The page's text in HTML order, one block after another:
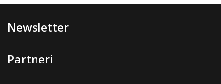
Newsletter
Partneri